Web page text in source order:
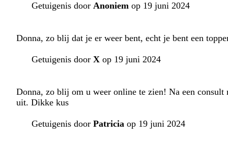
Getuigenis door Anoniem op 19 juni 2024
Donna, zo blij dat je er weer bent, echt je bent een
Getuigenis door X op 19 juni 2024
Donna, zo blij om u weer online te zien! Na een
uit. Dikke kus
Getuigenis door Patricia op 19 juni 2024